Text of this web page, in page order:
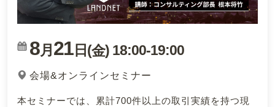
8月 21日(金) 18:00-19:00
会場&オンラインセミナー
本セミナーでは、累計700件以上の取引実績を持つ現